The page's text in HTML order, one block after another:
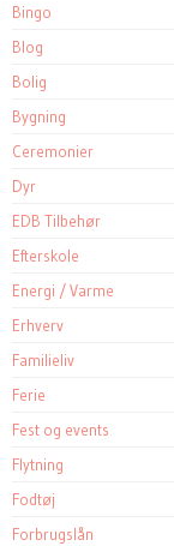
Bingo
Blog
Bolig
Bygning
Ceremonier
Dyr
EDB Tilbehør
Efterskole
Energi / Varme
Erhverv
Familieliv
Ferie
Fest og events
Flytning
Fodtøj
Forbrugslån